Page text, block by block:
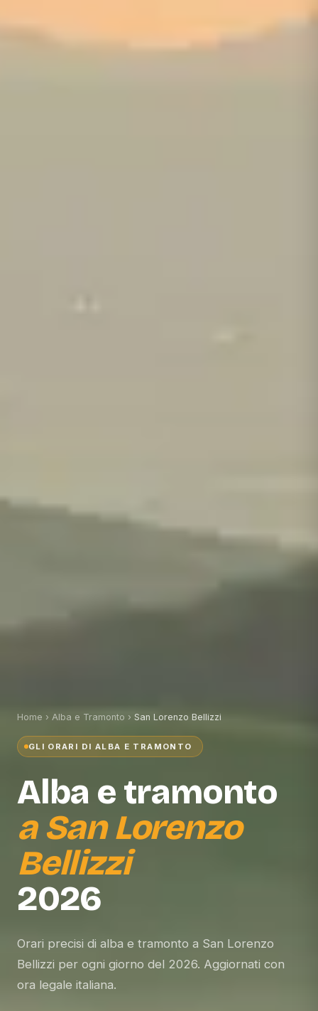
Home › Alba e Tramonto › San Lorenzo Bellizzi
GLI ORARI DI ALBA E TRAMONTO
Alba e tramonto
a San Lorenzo
Bellizzi
2026
Orari precisi di alba e tramonto a San Lorenzo
Bellizzi per ogni giorno del 2026. Aggiornati con
ora legale italiana.